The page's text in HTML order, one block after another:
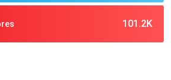
101.2K